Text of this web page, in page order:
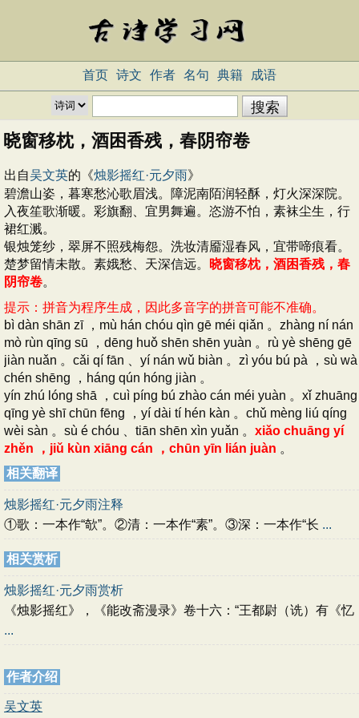
首页 诗文 作者 名句 典籍 成语
晓窗移枕，酒困香残，春阴帘卷
出自吴文英的《烛影摇红·元夕雨》
碧澹山姿，暮寒愁沁歌眉浅。障泥南陌润轻酥，灯火深深院。
入夜笙歌渐暖。彩旗翻、宜男舞遍。恣游不怕，素袜尘生，行
裙红溅。
银烛笼纱，翠屏不照残梅怨。洗妆清靥湿春风，宜带啼痕看。
楚梦留情未散。素娥愁、天深信远。
晓窗移枕，酒困香残，春
阴帘卷。
提示：拼音为程序生成，因此多音字的拼音可能不准确。
bì dàn shān zī ，mù hán chóu qìn gē méi qiǎn 。zhàng ní nán
mò rùn qīng sū ，dēng huǒ shēn shēn yuàn 。rù yè shēng gē
jiàn nuǎn 。cǎi qí fān 、yí nán wǔ biàn 。zì yóu bú pà ，sù wà
chén shēng ，háng qún hóng jiàn 。
yín zhú lóng shā ，cuì píng bú zhào cán méi yuàn 。xǐ zhuāng
qīng yè shī chūn fēng ，yí dài tí hén kàn 。chǔ mèng liú qíng
wèi sàn 。sù é chóu 、tiān shēn xìn yuǎn 。 xiǎo chuāng yí
zhěn ，jiǔ kùn xiāng cán ，chūn yīn lián juàn 。
相关翻译
烛影摇红·元夕雨注释
①歌：一本作“欹”。②清：一本作“素”。③深：一本作“长 ...
相关赏析
烛影摇红·元夕雨赏析
《烛影摇红》，《能改斋漫录》卷十六：“王都尉（诜）有《忆
...
作者介绍
吴文英